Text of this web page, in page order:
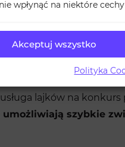
wpłynąć na niektóre
Akceptuj wszystko
Polityka
zwiększyć
jest w stanie
kilka dni, a
lajków na
szybkie